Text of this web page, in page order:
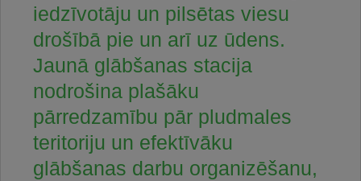
iedzīvotāju un pilsētas viesu
drošībā pie un arī uz ūdens.
Jaunā glābšanas stacija
nodrošina plašāku
pārredzamību pār pludmales
teritoriju un efektīvāku
glābšanas darbu organizēšanu,